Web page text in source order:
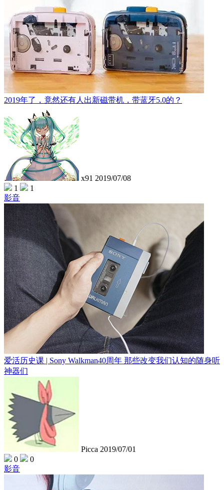
2019年了，竟然还有人出新磁带机，带蓝牙5.0的？
x91 2019/07/08
1
1
影音
爱活历史课 | Sony Walkman40周年 那些改变我们认知的随身听
神器们
Picca 2019/07/01
0
0
影音